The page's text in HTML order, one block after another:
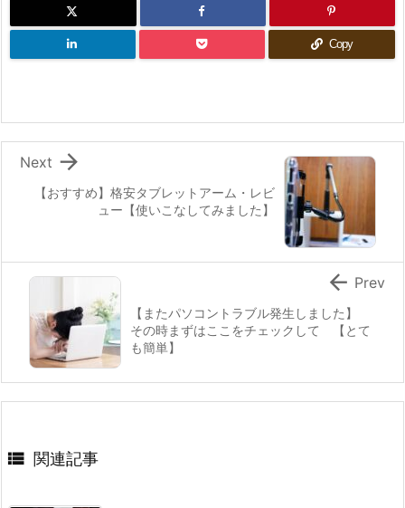
Copy
【おすすめ】格安タブレットアーム・レビ
ュー【使いこなしてみました】

Next
【またパソコントラブル発生しました】
その時まずはここをチェックして 【とて
も簡単】
 Prev
 関連記事